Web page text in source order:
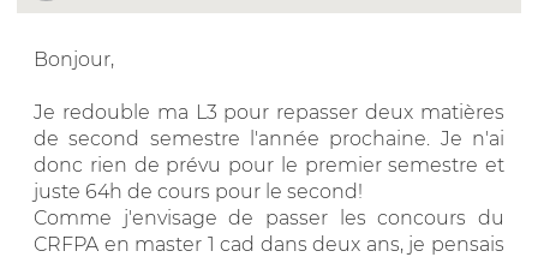
Bonjour,
Je redouble ma L3 pour repasser deux matières
de second semestre l'année prochaine. Je n'ai
donc rien de prévu pour le premier semestre et
juste 64h de cours pour le second!
Comme j'envisage de passer les concours du
CRFPA en master 1 cad dans deux ans, je pensais